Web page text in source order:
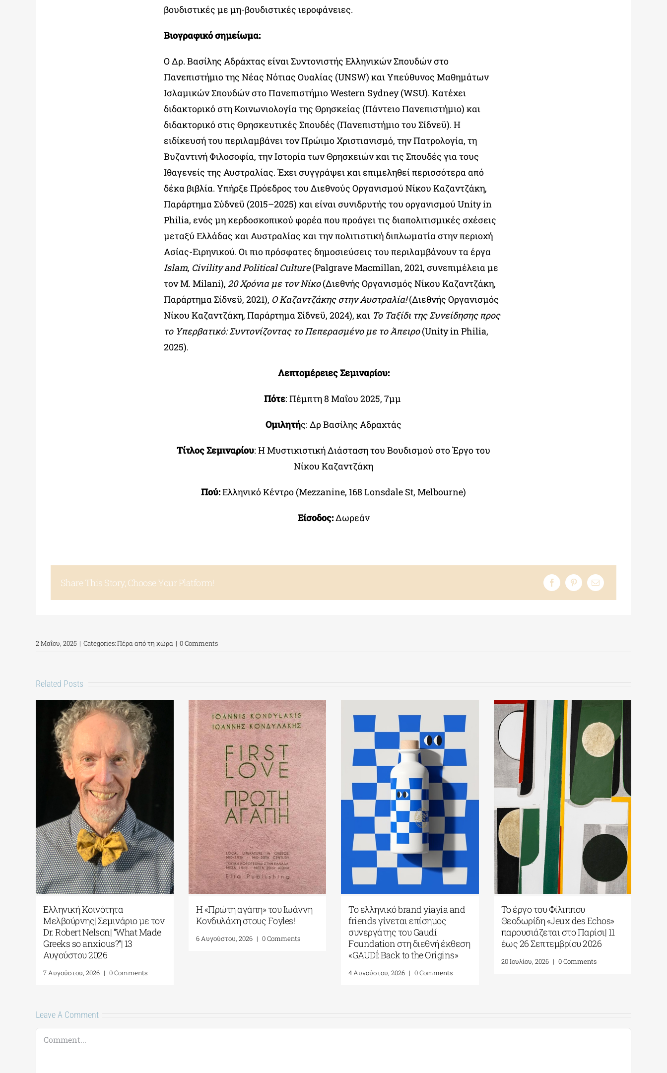
βουδιστικές με μη-βουδιστικές ιεροφάνειες.
Βιογραφικό σημείωμα:
Ο Δρ. Βασίλης Αδράχτας είναι Συντονιστής Ελληνικών Σπουδών στο
Πανεπιστήμιο της Νέας Νότιας Ουαλίας (UNSW) και Υπεύθυνος Μαθημάτων
Ισλαμικών Σπουδών στο Πανεπιστήμιο Western Sydney (WSU). Κατέχει
διδακτορικό στη Κοινωνιολογία της Θρησκείας (Πάντειο Πανεπιστήμιο) και
διδακτορικό στις Θρησκευτικές Σπουδές (Πανεπιστήμιο του Σίδνεϋ). Η
ειδίκευσή του περιλαμβάνει τον Πρώιμο Χριστιανισμό, την Πατρολογία, τη
Βυζαντινή Φιλοσοφία, την Ιστορία των Θρησκειών και τις Σπουδές για τους
Ιθαγενείς της Αυστραλίας. Έχει συγγράψει και επιμεληθεί περισσότερα από
δέκα βιβλία. Υπήρξε Πρόεδρος του Διεθνούς Οργανισμού Νίκου Καζαντζάκη,
Παράρτημα Σύδνεϋ (2015–2025) και είναι συνιδρυτής του οργανισμού Unity in
Philia, ενός μη κερδοσκοπικού φορέα που προάγει τις διαπολιτισμικές σχέσεις
μεταξύ Ελλάδας και Αυστραλίας και την πολιτιστική διπλωματία στην περιοχή
Ασίας-Ειρηνικού. Οι πιο πρόσφατες δημοσιεύσεις του περιλαμβάνουν τα έργα
Islam, Civility and Political Culture(Palgrave Macmillan, 2021, συνεπιμέλεια με
τον M. Milani), 20 Χρόνια με τον Νίκο(Διεθνής Οργανισμός Νίκου Καζαντζάκη,
Παράρτημα Σίδνεϋ, 2021), Ο Καζαντζάκης στην Αυστραλία!(Διεθνής Οργανισμός
Νίκου Καζαντζάκη, Παράρτημα Σίδνεϋ, 2024), και Το Ταξίδι της Συνείδησης προς
το Υπερβατικό: Συντονίζοντας το Πεπερασμένο με το Άπειρο(Unity in Philia,
2025).
Λεπτομέρειες Σεμιναρίου:
Πότε: Πέμπτη 8 Μαΐου 2025, 7μμ
Ομιλητής: Δρ Βασίλης Αδραχτάς
Τίτλος Σεμιναρίου: Η Μυστικιστική Διάσταση του Βουδισμού στο Έργο του
Νίκου Καζαντζάκη
Πού:Ελληνικό Κέντρο (Mezzanine, 168 Lonsdale St, Melbourne)
Είσοδος:Δωρεάν
Share This Story, Choose Your Platform!
2 Μαΐου, 2025 | Categories:Πέρα από τη χώρα | 0 Comments
Related Posts
Ελληνική Κοινότητα
Μελβούρνης| Σεμινάριο με τον
Dr. Robert Nelson| “What Made
Greeks so anxious?”| 13
Αυγούστου 2026
7 Αυγούστου, 2026 | 0 Comments
Η «Πρώτη αγάπη» του Ιωάννη
Κονδυλάκη στους Foyles!
6 Αυγούστου, 2026 | 0 Comments
Το ελληνικό brand yiayia and
friends γίνεται επίσημος
συνεργάτης του Gaudí
Foundation στη διεθνή έκθεση
«GAUDÍ: Back to the Origins»
4 Αυγούστου, 2026 | 0 Comments
Το έργο του Φίλιππου
Θεοδωρίδη «Jeux des Echos»
παρουσιάζεται στο Παρίσι| 11
έως 26 Σεπτεμβρίου 2026
20 Ιουλίου, 2026 | 0 Comments
Leave A Comment
Comment